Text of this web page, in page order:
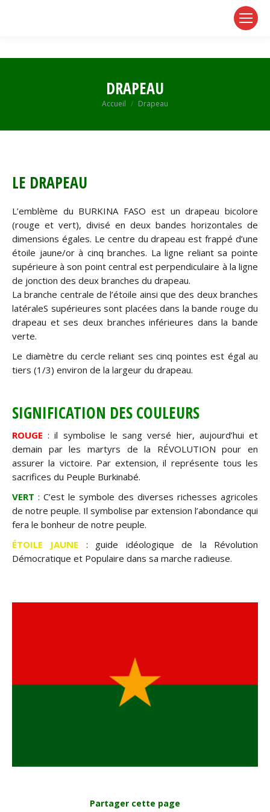
DRAPEAU
Vous êtes ici :
Accueil Drapeau
LE DRAPEAU
L’emblème du BURKINA FASO est un drapeau bicolore
(rouge et vert), divisé en deux bandes horizontales de
dimensions égales. Le centre du drapeau est frappé d’une
étoile jaune/or à cinq branches. La ligne reliant sa pointe
supérieure à son point central est perpendiculaire à la ligne
de jonction des deux branches du drapeau.
La branche centrale de l’étoile ainsi que des deux branches
latéraleS supérieures sont placées dans la bande rouge du
drapeau et ses deux branches inférieures dans la bande
verte.
Le diamètre du cercle reliant ses cinq pointes est égal au
tiers (1/3) environ de la largeur du drapeau.
SIGNIFICATION DES COULEURS
ROUGE: il symbolise le sang versé hier, aujourd’hui et
demain par les martyrs de la RÉVOLUTION pour en
assurer la victoire. Par extension, il représente tous les
sacrifices du Peuple Burkinabé.
VERT : C’est le symbole des diverses richesses agricoles
de notre peuple. Il symbolise par extension l’abondance qui
fera le bonheur de notre peuple.
ÉTOILE JAUNE : guide idéologique de la Révolution
Démocratique et Populaire dans sa marche radieuse.
Partager cette page